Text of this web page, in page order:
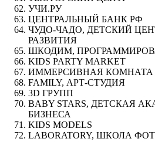
УЧИ.РУ
ЦЕНТРАЛЬНЫЙ БАНК РФ
ЧУДО-ЧАДО, ДЕТСКИЙ
РАЗВИТИЯ
ШКОДИМ,
KIDS PARTY MARKET
ИММЕРСИВНАЯ КОМНАТА
FAMILY, АРТ-СТУДИЯ
3D ГРУПП
BABY STARS, ДЕТСКАЯ
БИЗНЕСА
KIDS MODELS
LABORATORY, ШКОЛА